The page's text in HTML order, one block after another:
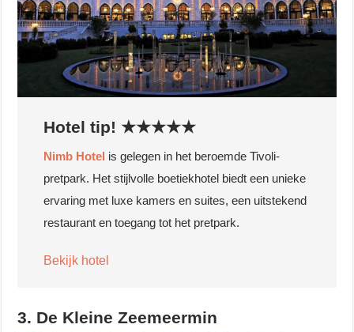
Hotel tip! ★★★★★
Nimb Hotel is gelegen in het beroemde Tivoli-
pretpark. Het stijlvolle boetiekhotel biedt een unieke
ervaring met luxe kamers en suites, een uitstekend
restaurant en toegang tot het pretpark.
Bekijk hotel
3. De Kleine Zeemeermin